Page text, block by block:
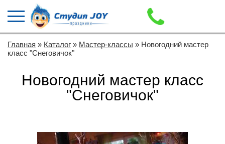
Главная » Каталог » Мастер-классы » Новогодний мастер
класс "Снеговичок"
Новогодний мастер класс
"Снеговичок"